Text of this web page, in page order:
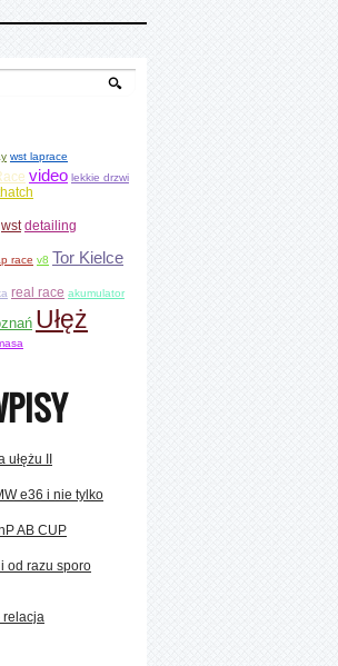
wst laprace
video lekkie drzwi
wst detailing
race v8 Tor Kielce
real race akumulator
Ułęż
II
e36 i nie tylko
AB CUP
od razu sporo
relacja